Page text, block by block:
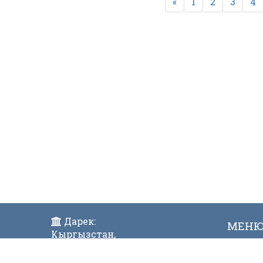
Дарек:
Кыргызстан,